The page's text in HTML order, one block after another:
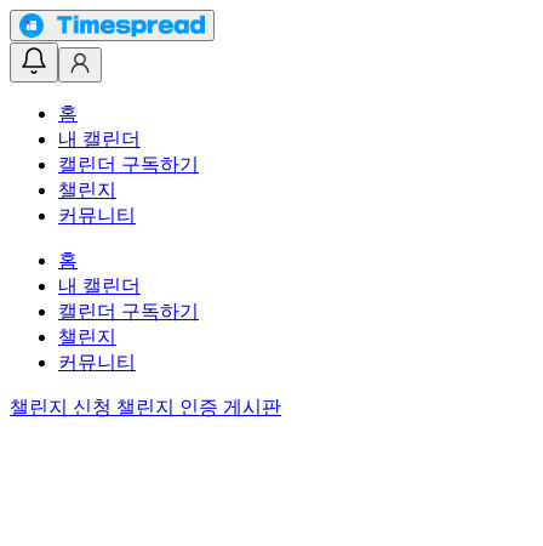
홈
내 캘린더
캘린더 구독하기
챌린지
커뮤니티
홈
내 캘린더
캘린더 구독하기
챌린지
커뮤니티
챌린지 신청 챌린지 인증 게시판